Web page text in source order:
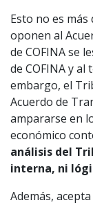
Esto no es
oponen al
de COFINA se
de COFINA y
embargo, el
Acuerdo de
ampararse en
económico
análisis del
interna, ni
Además,